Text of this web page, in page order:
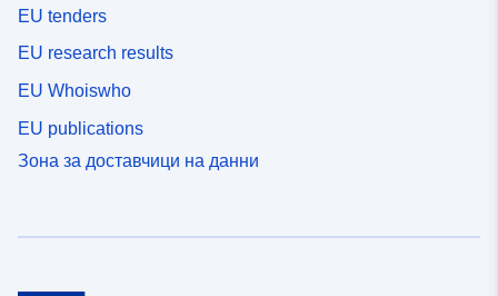
EU tenders
EU research results
EU Whoiswho
EU publications
Зона за доставчици на данни